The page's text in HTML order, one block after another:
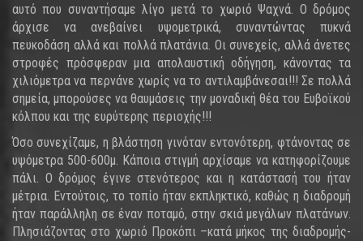
αυτό που συναντήσαμε λίγο μετά το χωριό Ψαχνά. Ο δρόμος
άρχισε να ανεβαίνει υψομετρικά, συναντώντας πυκνά
πευκοδάση αλλά και πολλά πλατάνια. Οι συνεχείς, αλλά άνετες
στροφές πρόσφεραν μια απολαυστική οδήγηση, κάνοντας τα
χιλιόμετρα να περνάνε χωρίς να το αντιλαμβάνεσαι!!! Σε πολλά
σημεία, μπορούσες να θαυμάσεις την μοναδική θέα του Ευβοϊκού
κόλπου και της ευρύτερης περιοχής!!!
Όσο συνεχίζαμε, η βλάστηση γινόταν εντονότερη, φτάνοντας σε
υψόμετρα 500-600μ. Κάποια στιγμή αρχίσαμε να κατηφορίζουμε
πάλι. Ο δρόμος έγινε στενότερος και η κατάστασή του ήταν
μέτρια. Εντούτοις, το τοπίο ήταν εκπληκτικό, καθώς η διαδρομή
ήταν παράλληλη σε έναν ποταμό, στην σκιά μεγάλων πλατάνων.
Πλησιάζοντας στο χωριό Προκόπι –κατά μήκος της διαδρομής-